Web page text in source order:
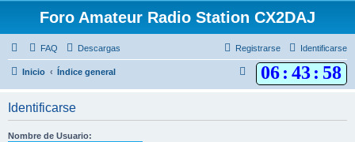
Foro Amateur Radio Station CX2DAJ
FAQ Descargas Identificarse
Registrarse
Inicio Índice general 06 : 43: 58
u
Identificarse
Nombre de Usuario: